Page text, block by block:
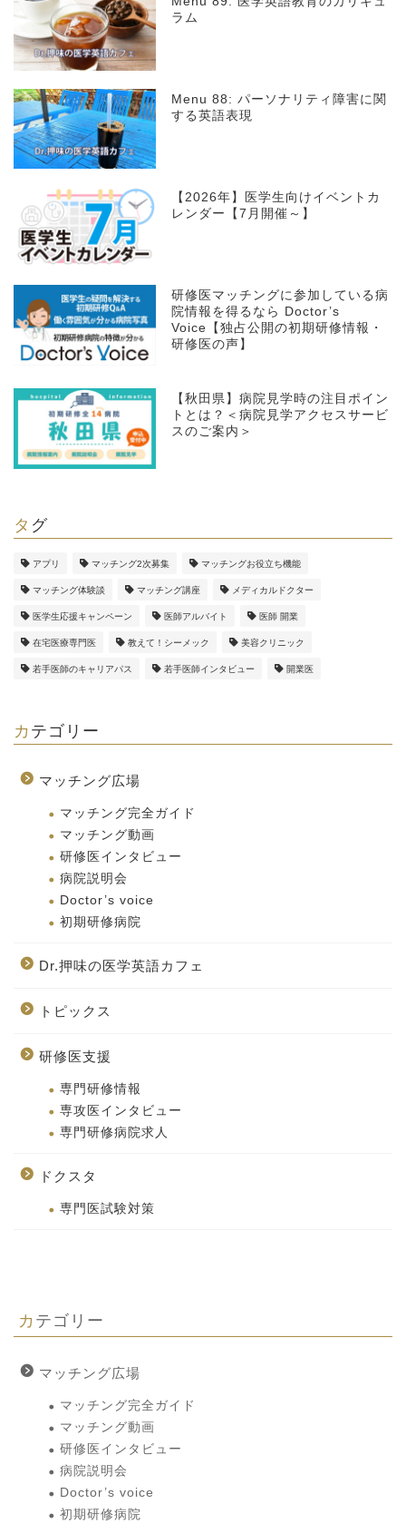
ラム
Menu 88: パーソナリティ障害に関
する英語表現
【2026年】医学生向けイベントカ
レンダー【7月開催～】
研修医マッチングに参加している病
院情報を得るなら Doctor’s
Voice【独占公開の初期研修情報・
研修医の声】
【秋田県】病院見学時の注目ポイン
トとは？＜病院見学アクセスサービ
スのご案内＞
タグ
アプリ マッチング2次募集 マッチングお役立ち機能
マッチング体験談 マッチング講座 メディカルドクター
医学生応援キャンペーン 医師アルバイト 医師 開業
在宅医療専門医 教えて！シーメック 美容クリニック
若手医師のキャリアパス 若手医師インタビュー 開業医
カテゴリー
マッチング広場
マッチング完全ガイド
マッチング動画
研修医インタビュー
病院説明会
Doctor’s voice
初期研修病院
Dr.押味の医学英語カフェ
トピックス
研修医支援
専門研修情報
専攻医インタビュー
専門研修病院求人
ドクスタ
専門医試験対策
カテゴリー
マッチング広場
マッチング完全ガイド
マッチング動画
研修医インタビュー
病院説明会
Doctor’s voice
初期研修病院